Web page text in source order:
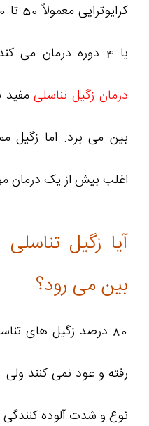
یا 4 دوره درمان می کند. کرایوتراپی می تواند برای
درمان زگیل تناسلیمفید
بین می برد. اما زگیل
اغلب بیش از یک درمان
آیا زگیل تناسلی
بین می رود؟
80 درصد زگیل های تناسلی بعد از
نوع و شدت آلوده